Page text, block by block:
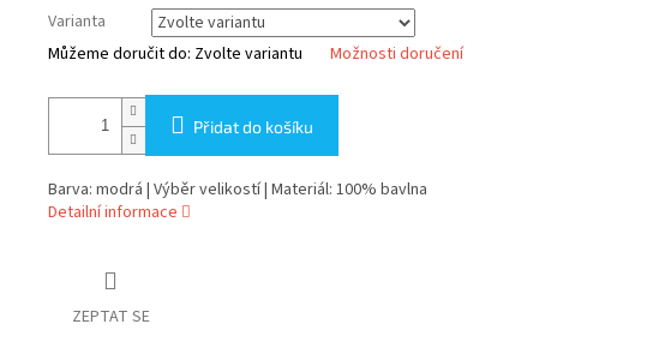
Varianta
Můžeme doručit do: Zvolte variantu Možnosti doručení
Přidat do košíku
Barva: modrá | Výběr velikostí | Materiál: 100% bavlna
Detailní informace
ZEPTAT SE